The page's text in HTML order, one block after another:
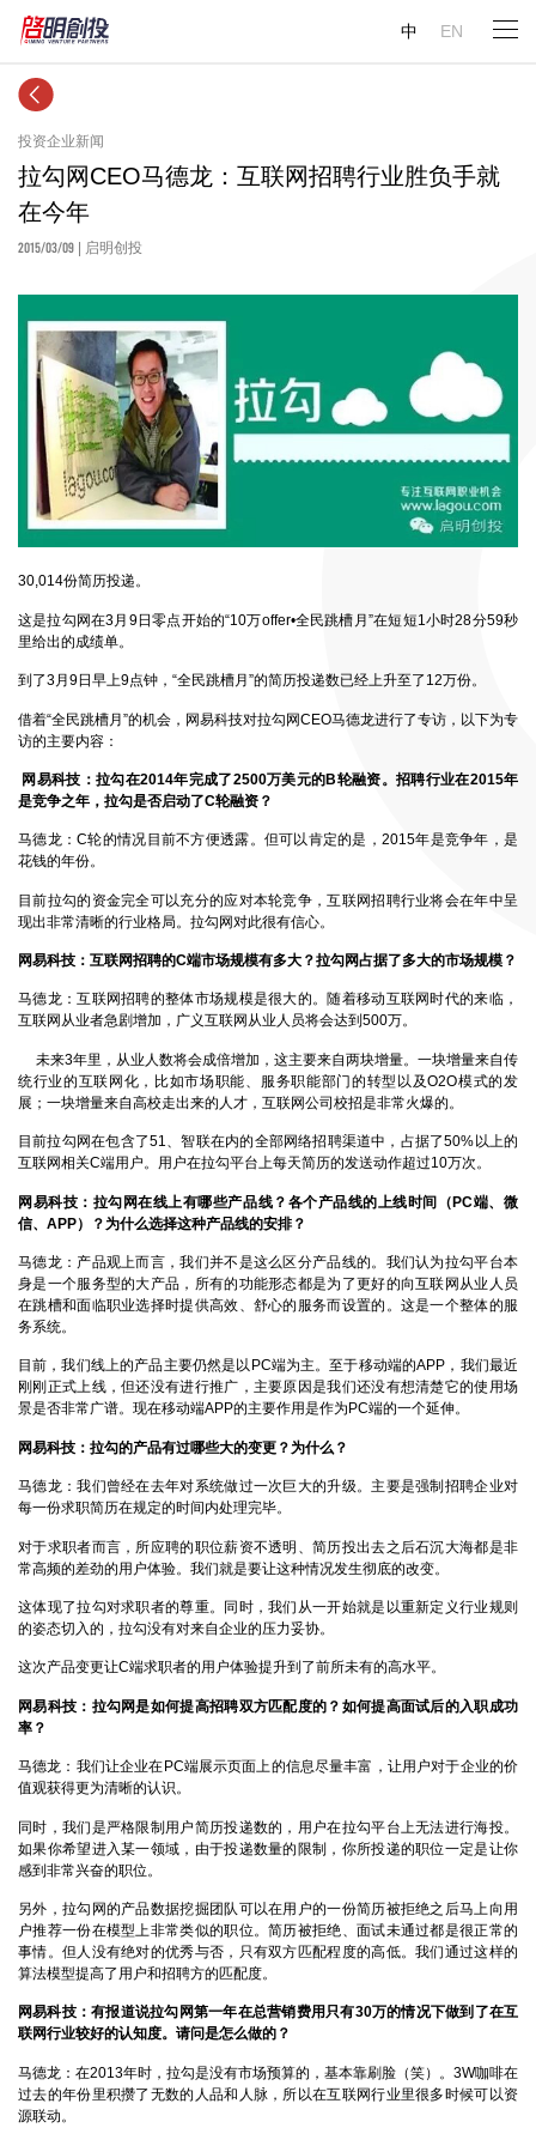
中 EN
投资企业新闻
拉勾网CEO马德龙：互联网招聘行业胜负手就
在今年
2015/03/09 | 启明创投
30,014份简历投递。
这是拉勾网在3月9日零点开始的“10万offer•全民跳槽月”在短短1小时28分59秒
里给出的成绩单。
到了3月9日早上9点钟，“全民跳槽月”的简历投递数已经上升至了12万份。
借着“全民跳槽月”的机会，网易科技对拉勾网CEO马德龙进行了专访，以下为专
访的主要内容：
网易科技：拉勾在2014年完成了2500万美元的B轮融资。招聘行业在2015年
是竞争之年，拉勾是否启动了C轮融资？
马德龙：C轮的情况目前不方便透露。但可以肯定的是，2015年是竞争年，是
花钱的年份。
目前拉勾的资金完全可以充分的应对本轮竞争，互联网招聘行业将会在年中呈
现出非常清晰的行业格局。拉勾网对此很有信心。
网易科技：互联网招聘的C端市场规模有多大？拉勾网占据了多大的市场规模？
马德龙：互联网招聘的整体市场规模是很大的。随着移动互联网时代的来临，
互联网从业者急剧增加，广义互联网从业人员将会达到500万。
未来3年里，从业人数将会成倍增加，这主要来自两块增量。一块增量来自传
统行业的互联网化，比如市场职能、服务职能部门的转型以及O2O模式的发
展；一块增量来自高校走出来的人才，互联网公司校招是非常火爆的。
目前拉勾网在包含了51、智联在内的全部网络招聘渠道中，占据了50%以上的
互联网相关C端用户。用户在拉勾平台上每天简历的发送动作超过10万次。
网易科技：拉勾网在线上有哪些产品线？各个产品线的上线时间（PC端、微
信、APP）？为什么选择这种产品线的安排？
马德龙： 产品观上而言，我们并不是这么区分产品线的。我们认为拉勾平台本
身是一个服务型的大产品，所有的功能形态都是为了更好的向互联网从业人员
在跳槽和面临职业选择时提供高效、舒心的服务而设置的。这是一个整体的服
务系统。
目前，我们线上的产品主要仍然是以PC端为主。至于移动端的APP，我们最近
刚刚正式上线，但还没有进行推广，主要原因是我们还没有想清楚它的使用场
景是否非常广谱。现在移动端APP的主要作用是作为PC端的一个延伸。
网易科技：拉勾的产品有过哪些大的变更？为什么？
马德龙：我们曾经在去年对系统做过一次巨大的升级。主要是强制招聘企业对
每一份求职简历在规定的时间内处理完毕。
对于求职者而言，所应聘的职位薪资不透明、简历投出去之后石沉大海都是非
常高频的差劲的用户体验。我们就是要让这种情况发生彻底的改变。
这体现了拉勾对求职者的尊重。同时，我们从一开始就是以重新定义行业规则
的姿态切入的，拉勾没有对来自企业的压力妥协。
这次产品变更让C端求职者的用户体验提升到了前所未有的高水平。
网易科技：拉勾网是如何提高招聘双方匹配度的？如何提高面试后的入职成功
率？
马德龙： 我们让企业在PC端展示页面上的信息尽量丰富，让用户对于企业的价
值观获得更为清晰的认识。
同时，我们是严格限制用户简历投递数的，用户在拉勾平台上无法进行海投。
如果你希望进入某一领域，由于投递数量的限制，你所投递的职位一定是让你
感到非常兴奋的职位。
另外，拉勾网的产品数据挖掘团队可以在用户的一份简历被拒绝之后马上向用
户推荐一份在模型上非常类似的职位。简历被拒绝、面试未通过都是很正常的
事情。但人没有绝对的优秀与否，只有双方匹配程度的高低。我们通过这样的
算法模型提高了用户和招聘方的匹配度。
网易科技：有报道说拉勾网第一年在总营销费用只有30万的情况下做到了在互
联网行业较好的认知度。请问是怎么做的？
马德龙： 在2013年时，拉勾是没有市场预算的，基本靠刷脸（笑）。3W咖啡在
过去的年份里积攒了无数的人品和人脉，所以在互联网行业里很多时候可以资
源联动。